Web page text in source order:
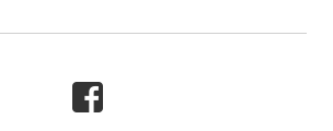
Facebook